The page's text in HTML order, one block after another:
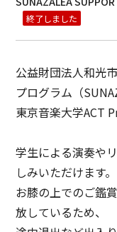
終了しました
公益財団法人和光
プログラム（
東京音楽大学ACT
学生による演奏や
しみいただけます。
お膝の上でのご鑑
放しているため、